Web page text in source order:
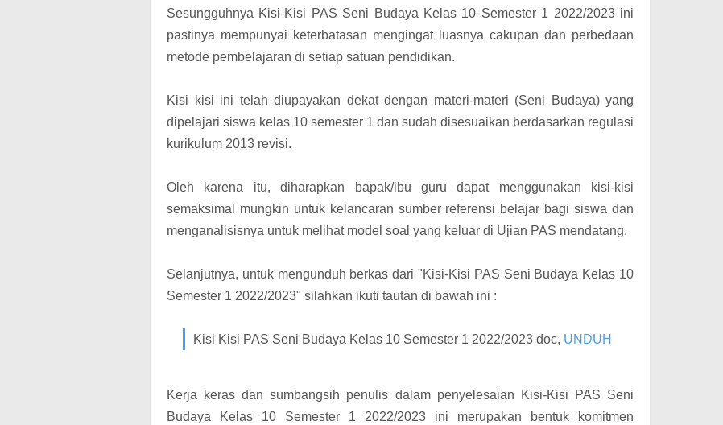
Sesungguhnya Kisi-Kisi PAS Seni Budaya Kelas 10 Semester 1 2022/2023 ini
pastinya mempunyai keterbatasan mengingat luasnya cakupan dan perbedaan
metode pembelajaran di setiap satuan pendidikan.
Kisi kisi ini telah diupayakan dekat dengan materi-materi (Seni Budaya) yang
dipelajari siswa kelas 10 semester 1 dan sudah disesuaikan berdasarkan regulasi
kurikulum 2013 revisi.
Oleh karena itu, diharapkan bapak/ibu guru dapat menggunakan kisi-kisi
semaksimal mungkin untuk kelancaran sumber referensi belajar bagi siswa dan
menganalisisnya untuk melihat model soal yang keluar di Ujian PAS mendatang.
Selanjutnya, untuk mengunduh berkas dari "Kisi-Kisi PAS Seni Budaya Kelas 10
Semester 1 2022/2023" silahkan ikuti tautan di bawah ini :
Kisi Kisi PAS Seni Budaya Kelas 10 Semester 1 2022/2023 doc, UNDUH
Kerja keras dan sumbangsih penulis dalam penyelesaian Kisi-Kisi PAS Seni
Budaya Kelas 10 Semester 1 2022/2023 ini merupakan bentuk komitmen